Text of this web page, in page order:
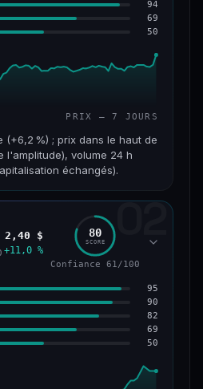
94
69
50
PRIX — 7 JOURS
(+6,2 %) ; prix dans le haut de
l'amplitude), volume 24 h
échangés).
VOLUME 24 H
VAR. 30 J
+32,8 %
64/100
02
2,40 $
+11,0 %
80
SCORE
Confiance 61/100
95
90
82
69
50